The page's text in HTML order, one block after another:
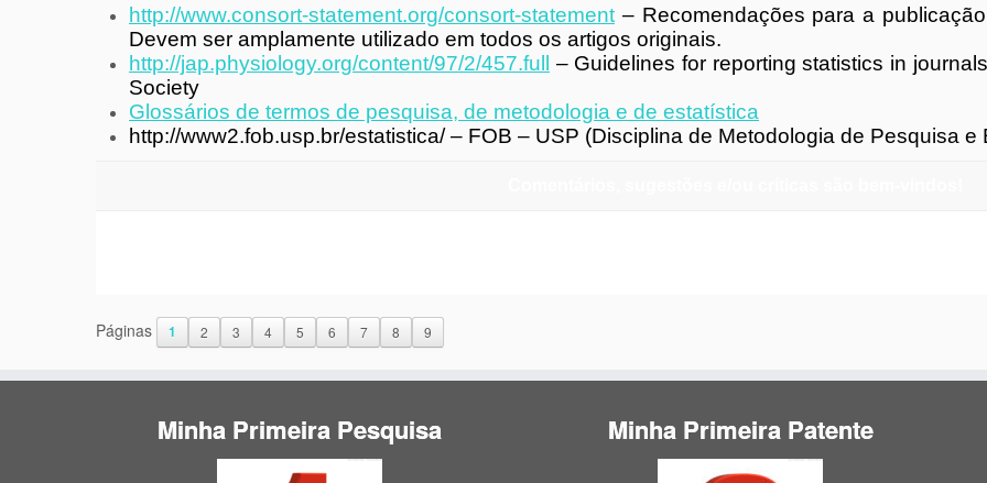
http://www.consort-statement.org/consort-statement – Recomendações para a
Devem ser amplamente utilizado em todos os artigos originais.
http://jap.physiology.org/content/97/2/457.full
– Guidelines for reporting statistics in
Society
Glossários de termos de pesquisa, de metodologia e de estatística
http://www2.fob.usp.br/estatistica/ – FOB – USP (Disciplina de Metodologia de Pesquisa e
Páginas 1 2 3 4 5 6 7 8 9
Minha Primeira Pesquisa Minha Primeira Patente